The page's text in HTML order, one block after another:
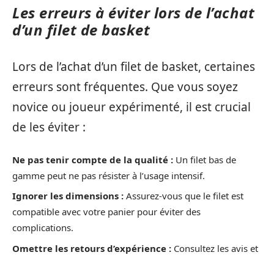
Les erreurs à éviter lors de l’achat
d’un filet de basket
Lors de l’achat d’un filet de basket, certaines
erreurs sont fréquentes. Que vous soyez
novice ou joueur expérimenté, il est crucial
de les éviter :
Ne pas tenir compte de la qualité : Un filet bas de
gamme peut ne pas résister à l’usage intensif.
Ignorer les dimensions : Assurez-vous que le filet est
compatible avec votre panier pour éviter des
complications.
Omettre les retours d’expérience : Consultez les avis et